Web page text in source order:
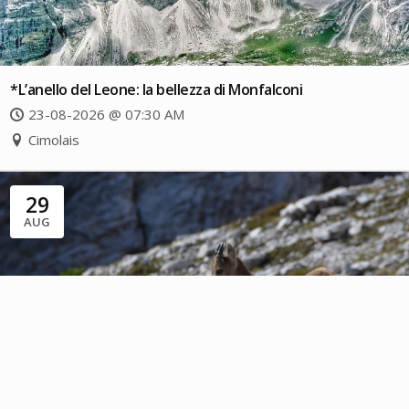
*L’anello del Leone: la bellezza di Monfalconi
23-08-2026 @ 07:30 AM
Cimolais
29
AUG